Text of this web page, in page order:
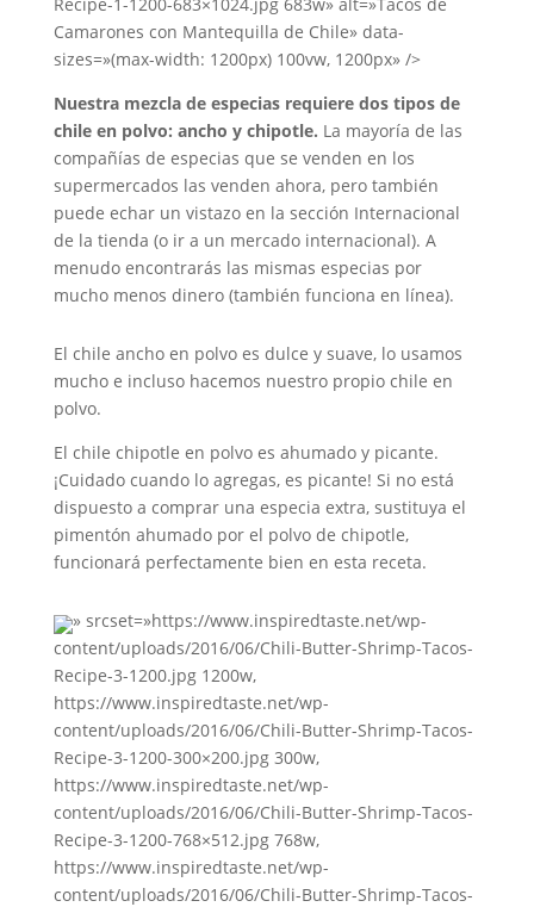
Camarones con Mantequilla de Chile» data-
sizes=»(max-width: 1200px) 100vw, 1200px» />
Nuestra mezcla de especias requiere dos tipos de
chile en polvo: ancho y chipotle. La mayoría de las
compañías de especias que se venden en los
supermercados las venden ahora, pero también
puede echar un vistazo en la sección Internacional
de la tienda (o ir a un mercado internacional). A
menudo encontrarás las mismas especias por
mucho menos dinero (también funciona en línea).
El chile ancho en polvo es dulce y suave, lo usamos
mucho e incluso hacemos nuestro propio chile en
polvo.
El chile chipotle en polvo es ahumado y picante.
¡Cuidado cuando lo agregas, es picante! Si no está
dispuesto a comprar una especia extra, sustituya el
pimentón ahumado por el polvo de chipotle,
funcionará perfectamente bien en esta receta.
» srcset=»https://www.inspiredtaste.net/wp-
content/uploads/2016/06/Chili-Butter-Shrimp-Tacos-
Recipe-3-1200.jpg 1200w,
https://www.inspiredtaste.net/wp-
content/uploads/2016/06/Chili-Butter-Shrimp-Tacos-
Recipe-3-1200-300×200.jpg 300w,
https://www.inspiredtaste.net/wp-
content/uploads/2016/06/Chili-Butter-Shrimp-Tacos-
Recipe-3-1200-768×512.jpg 768w,
https://www.inspiredtaste.net/wp-
content/uploads/2016/06/Chili-Butter-Shrimp-Tacos-